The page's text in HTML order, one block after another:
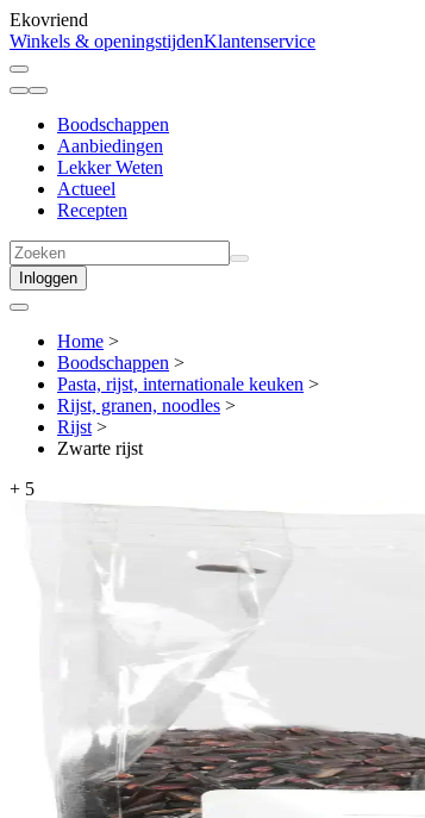
Ekovriend
Winkels & openingstijdenKlantenservice
Boodschappen
Aanbiedingen
Lekker Weten
Actueel
Recepten
Inloggen
Home >
Boodschappen >
Pasta, rijst, internationale keuken >
Rijst, granen, noodles >
Rijst >
Zwarte rijst
+ 5